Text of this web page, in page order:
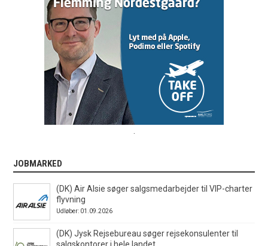
JOBMARKED
(DK) Air Alsie søger salgsmedarbejder til VIP-charter
flyvning
Udløber: 01.09.2026
(DK) Jysk Rejsebureau søger rejsekonsulenter til